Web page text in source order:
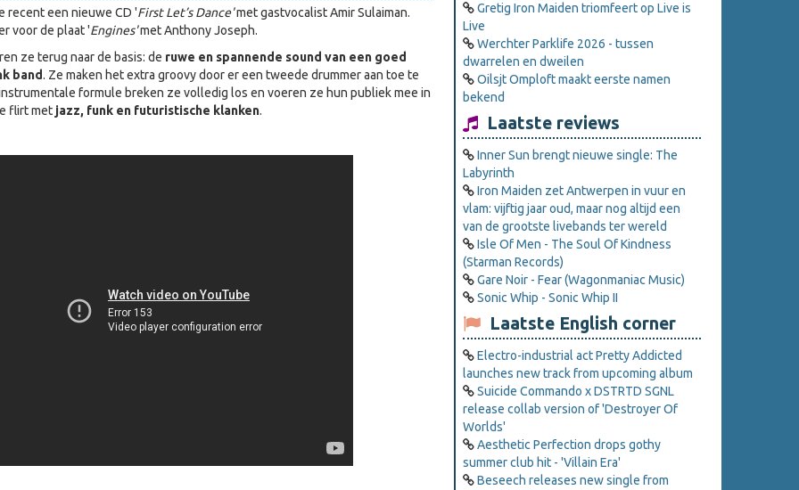
recent een nieuwe CD 'First Let’sDance'met gastvocalist Amir Sulaiman.
voor de plaat 'Engines'met Anthony Joseph.
ze terug naar de basis: de ruwe en spannende sound van een goed
band. Ze maken het extra groovy door er een tweede drummer aan toe te
formule breken ze volledig los en voeren ze hun publiek mee in
flirt met jazz, funk en futuristische klanken.
Gretig Iron Maiden triomfeert op Live is
Live
Werchter Parklife 2026 - tussen
dwarrelen en dweilen
Oilsjt Omploft maakt eerste namen
bekend
Laatste reviews
Inner Sun brengt nieuwe single: The
Labyrinth
Iron Maiden zet Antwerpen in vuur en
vlam: vijftig jaar oud, maar nog altijd een
van de grootste livebands ter wereld
Isle Of Men - The Soul Of Kindness
(Starman Records)
Gare Noir - Fear (Wagonmaniac Music)
Sonic Whip - Sonic Whip II
Laatste English corner
Electro-industrial act Pretty Addicted
launches new track from upcoming album
Suicide Commando x DSTRTD SGNL
release collab version of 'Destroyer Of
Worlds'
Aesthetic Perfection drops gothy
summer club hit - 'Villain Era'
Beseech releases new single from